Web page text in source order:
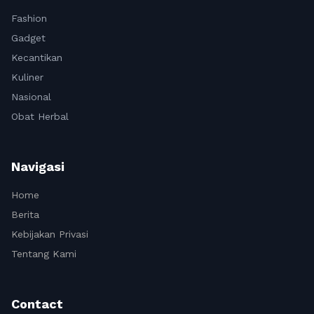
Fashion
Gadget
Kecantikan
Kuliner
Nasional
Obat Herbal
Navigasi
Home
Berita
Kebijakan Privasi
Tentang Kami
Contact